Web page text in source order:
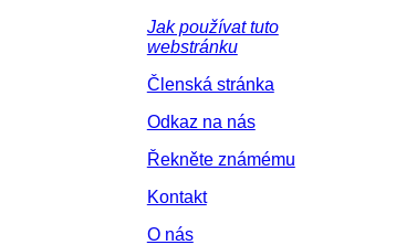
Jak používat tuto
webstránku
Členská stránka
Odkaz na nás
Řekněte známému
Kontakt
O nás